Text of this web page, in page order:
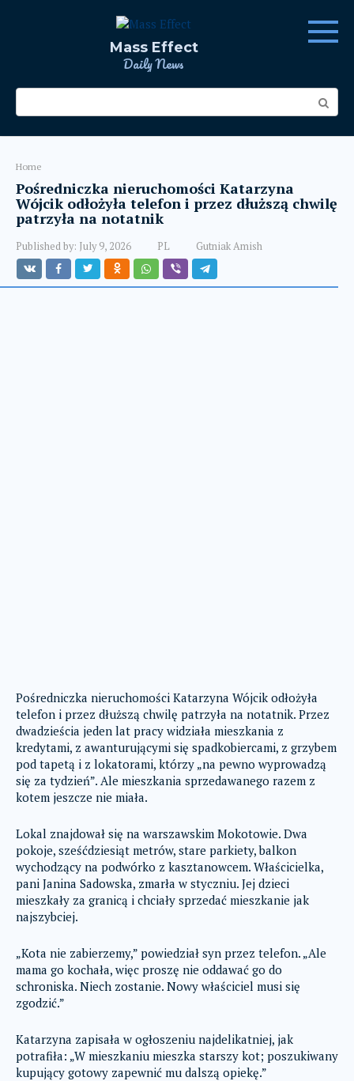
Mass Effect
Daily News
Search:
Home
Pośredniczka nieruchomości Katarzyna
Wójcik odłożyła telefon i przez dłuższą chwilę
patrzyła na notatnik
Published by: July 9, 2026 PL Gutniak Amish
Pośredniczka nieruchomości Katarzyna Wójcik odłożyła
telefon i przez dłuższą chwilę patrzyła na notatnik. Przez
dwadzieścia jeden lat pracy widziała mieszkania z
kredytami, z awanturującymi się spadkobiercami, z grzybem
pod tapetą i z lokatorami, którzy „na pewno wyprowadzą
się za tydzień”. Ale mieszkania sprzedawanego razem z
kotem jeszcze nie miała.
Lokal znajdował się na warszawskim Mokotowie. Dwa
pokoje, sześćdziesiąt metrów, stare parkiety, balkon
wychodzący na podwórko z kasztanowcem. Właścicielka,
pani Janina Sadowska, zmarła w styczniu. Jej dzieci
mieszkały za granicą i chciały sprzedać mieszkanie jak
najszybciej.
„Kota nie zabierzemy,” powiedział syn przez telefon. „Ale
mama go kochała, więc proszę nie oddawać go do
schroniska. Niech zostanie. Nowy właściciel musi się
zgodzić.”
Katarzyna zapisała w ogłoszeniu najdelikatniej, jak
potrafiła: „W mieszkaniu mieszka starszy kot; poszukiwany
kupujący gotowy zapewnić mu dalszą opiekę.”